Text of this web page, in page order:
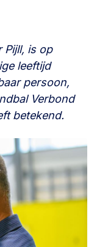
Pijll, is op
leeftijd
persoon,
Verbond
betekend.